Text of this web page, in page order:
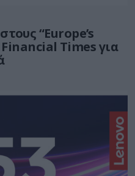
“Europe’s
Times για